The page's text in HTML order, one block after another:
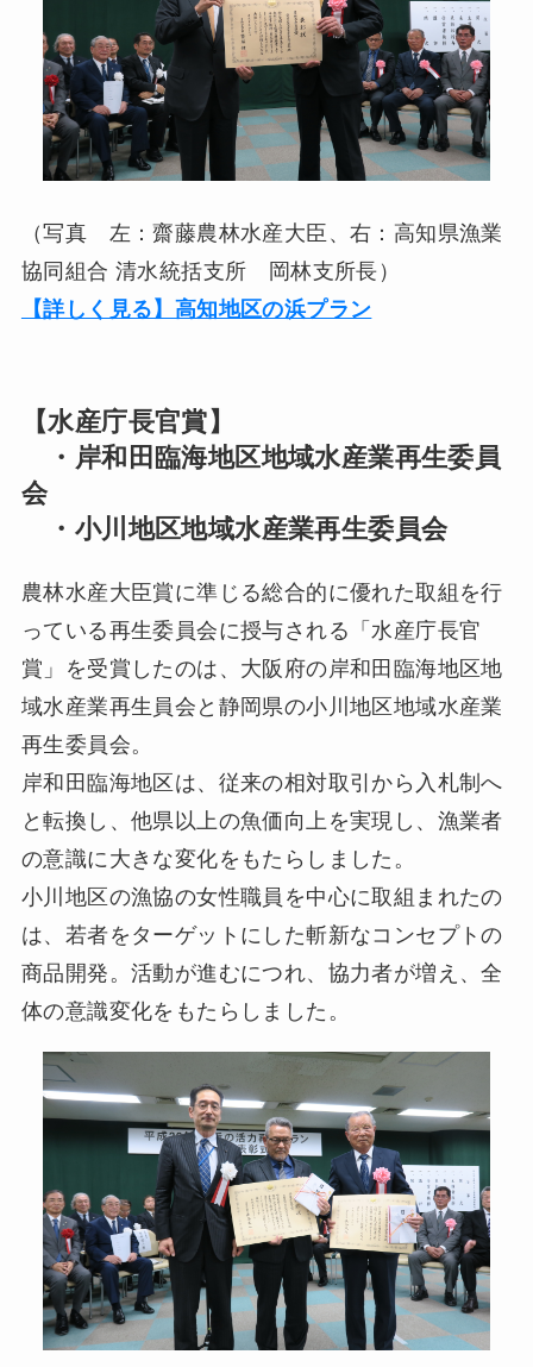
（写真 左：齋藤農林水産大臣、右：高知県漁業
協同組合 清水統括支所 岡林支所長）
【詳しく見る】高知地区の浜プラン
【水産庁長官賞】
・岸和田臨海地区地域水産業再生委員
会
・小川地区地域水産業再生委員会
農林水産大臣賞に準じる総合的に優れた取組を行
っている再生委員会に授与される「水産庁長官
賞」を受賞したのは、大阪府の岸和田臨海地区地
域水産業再生員会と静岡県の小川地区地域水産業
再生委員会。
岸和田臨海地区は、従来の相対取引から入札制へ
と転換し、他県以上の魚価向上を実現し、漁業者
の意識に大きな変化をもたらしました。
小川地区の漁協の女性職員を中心に取組まれたの
は、若者をターゲットにした斬新なコンセプトの
商品開発。活動が進むにつれ、協力者が増え、全
体の意識変化をもたらしました。